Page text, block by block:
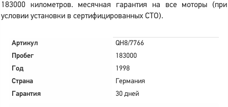
183000 километров. месячная гарантия на все моторы (при
условии установки в сертифицированных СТО).
Артикул
QH8/7766
Пробег
183000
Год
1998
Страна
Германия
Гарантия
30 дней